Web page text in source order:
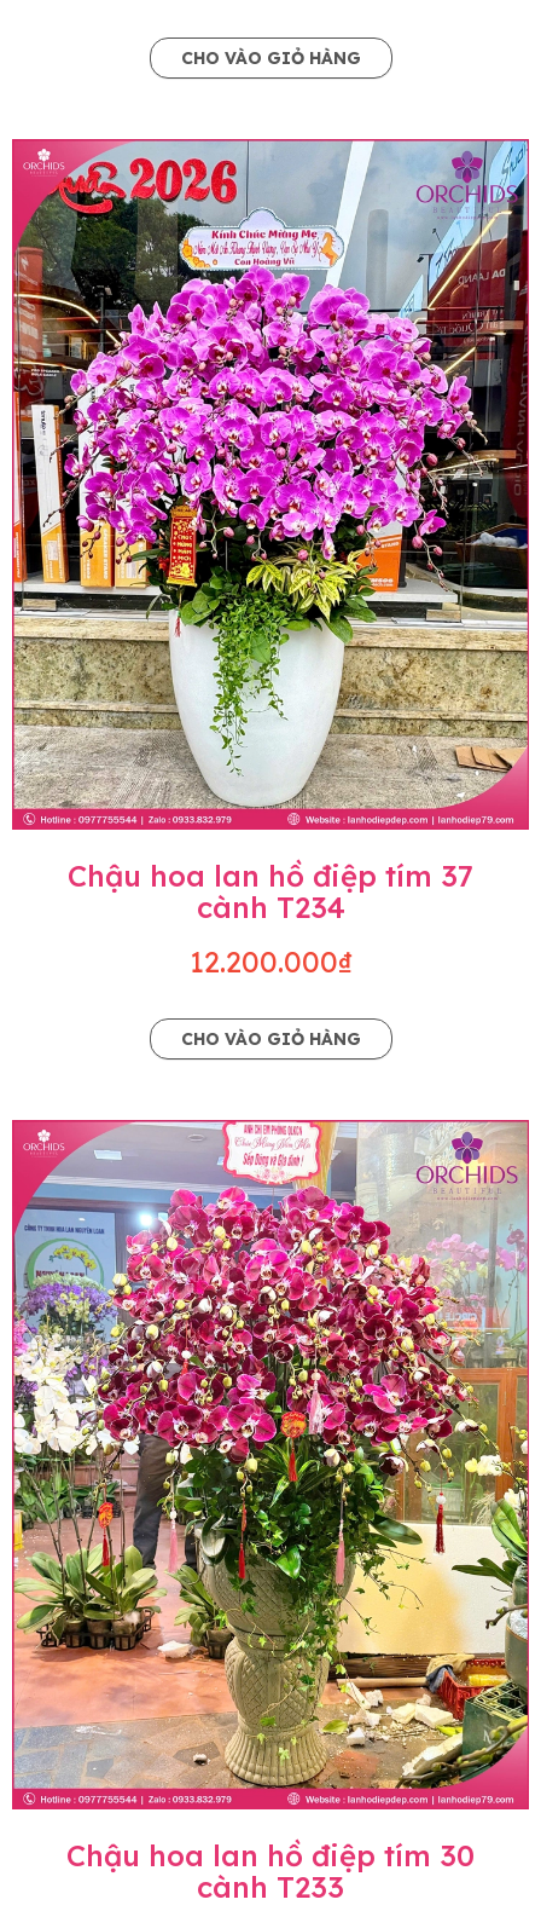
CHO VÀO GIỎ HÀNG
Chậu hoa lan hồ điệp tím 37
cành T234
12.200.000₫
CHO VÀO GIỎ HÀNG
Chậu hoa lan hồ điệp tím 30
cành T233